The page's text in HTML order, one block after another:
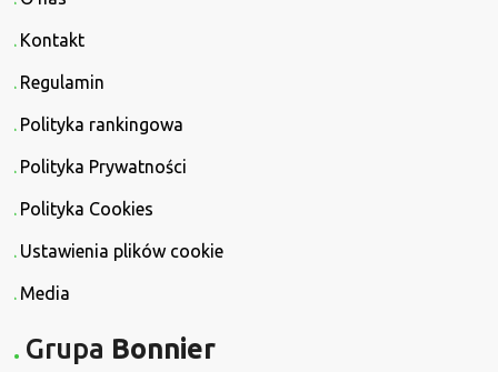
Kontakt
Regulamin
Polityka rankingowa
Polityka Prywatności
Polityka Cookies
Ustawienia plików cookie
Media
Grupa Bonnier